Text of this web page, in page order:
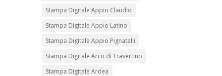
Stampa Digitale Appio Claudio
Stampa Digitale Appio Latino
Stampa Digitale Appio Pignatelli
Stampa Digitale Arco di Travertino
Stampa Digitale Ardea